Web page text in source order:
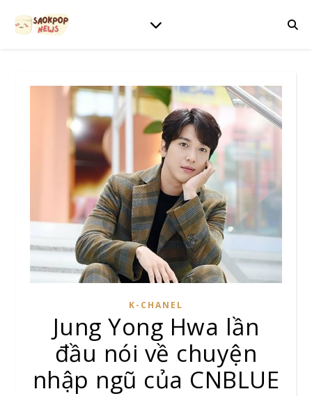
K-CHANEL
Jung Yong Hwa lần
đầu nói về chuyện
nhập ngũ của CNBLUE